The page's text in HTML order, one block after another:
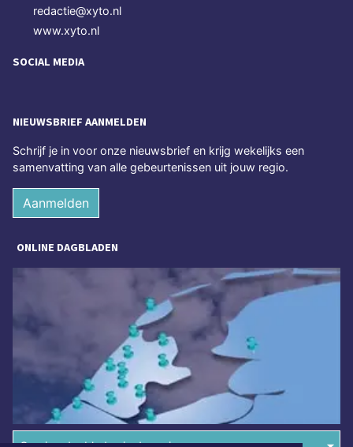
redactie@xyto.nl
www.xyto.nl
SOCIAL MEDIA
NIEUWSBRIEF AANMELDEN
Schrijf je in voor onze nieuwsbrief en krijg wekelijks een
samenvatting van alle gebeurtenissen uit jouw regio.
Aanmelden
ONLINE DAGBLADEN